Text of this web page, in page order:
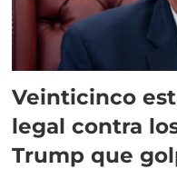
Veinticinco
legal contra
Trump que